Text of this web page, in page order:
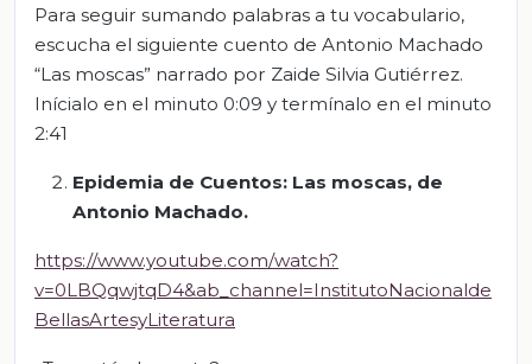
Para seguir sumando palabras a tu vocabulario,
escucha el siguiente cuento de Antonio Machado
“Las moscas” narrado por Zaide Silvia Gutiérrez.
Inícialo en el minuto 0:09 y termínalo en el minuto
2:41
Epidemia de Cuentos: Las moscas, de
Antonio Machado.
https://www.youtube.com/watch?
v=0LBQqwjtqD4&ab_channel=InstitutoNacionalde
BellasArtesyLiteratura